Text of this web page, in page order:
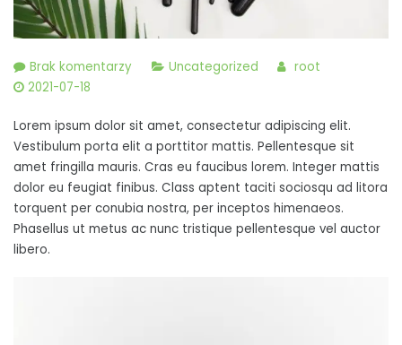
Brak komentarzy
turpis
ac
turpis
vestibulum,
at
semper
Uncategorized
root
2021-07-18
Lorem ipsum dolor sit amet, consectetur adipiscing elit.
Vestibulum porta elit a porttitor mattis. Pellentesque sit
amet fringilla mauris. Cras eu faucibus lorem. Integer mattis
dolor eu feugiat finibus. Class aptent taciti sociosqu ad litora
torquent per conubia nostra, per inceptos himenaeos.
Phasellus ut metus ac nunc tristique pellentesque vel auctor
libero.